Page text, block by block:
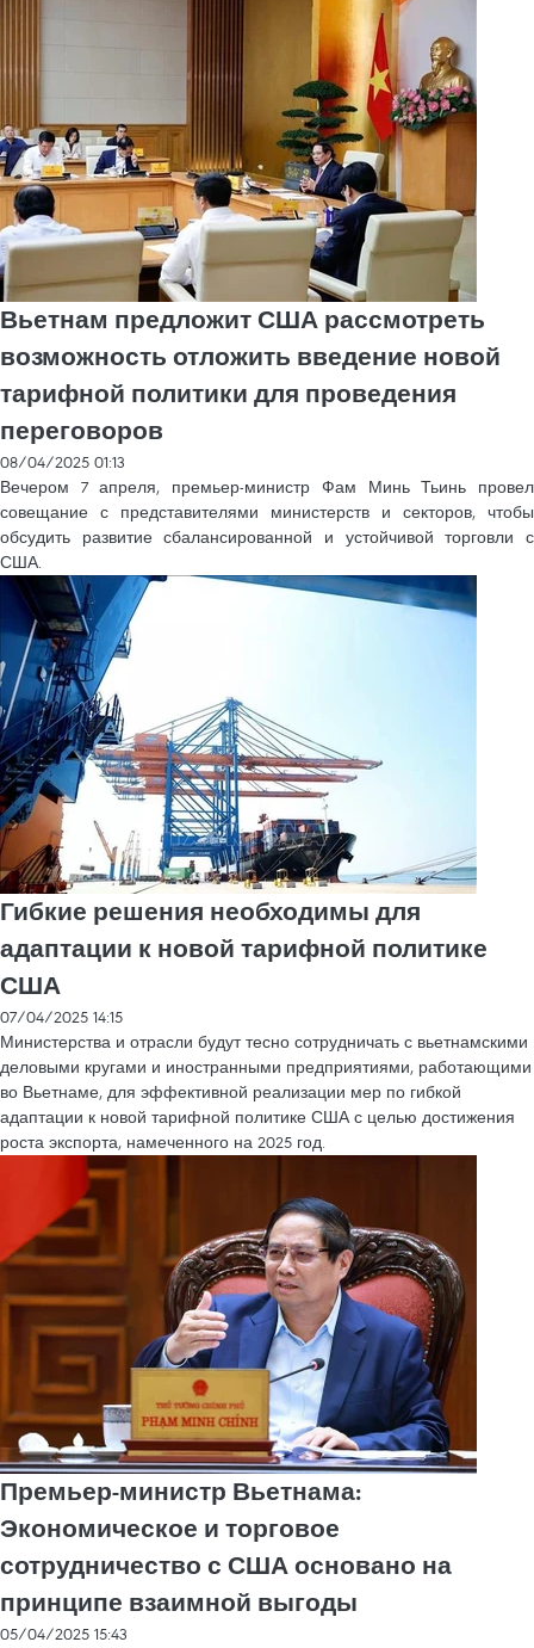
Вьетнам предложит США рассмотреть
возможность отложить введение новой
тарифной политики для проведения
переговоров
08/04/2025 01:13
Вечером 7 апреля, премьер-министр Фам Минь Тьинь провел
совещание с представителями министерств и секторов, чтобы
обсудить развитие сбалансированной и устойчивой торговли с
США.
Гибкие решения необходимы для
адаптации к новой тарифной политике
США
07/04/2025 14:15
Министерства и отрасли будут тесно сотрудничать с вьетнамскими
деловыми кругами и иностранными предприятиями, работающими
во Вьетнаме, для эффективной реализации мер по гибкой
адаптации к новой тарифной политике США с целью достижения
роста экспорта, намеченного на 2025 год.
Премьер-министр Вьетнама:
Экономическое и торговое
сотрудничество с США основано на
принципе взаимной выгоды
05/04/2025 15:43